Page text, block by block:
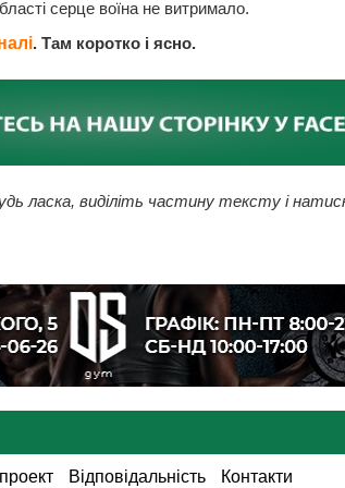
серце воїна не витримало.
. Там коротко і ясно.
ласка, виділіть частину тексту і
Відповідальність Контакти